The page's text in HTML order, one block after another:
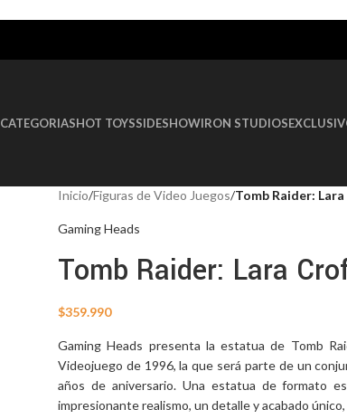
CATEGORIASHOT TOYSSIDESHOWIRON STUDIOS
Inicio/Figuras de Video Juegos/Tomb Raider:
Gaming Heads
Tomb Raider: Lara
$359.990
Gaming Heads presenta la estatua de Tomb
Videojuego de 1996, la que será parte de un
años de aniversario. Una estatua de formato
impresionante realismo, un detalle y acabado